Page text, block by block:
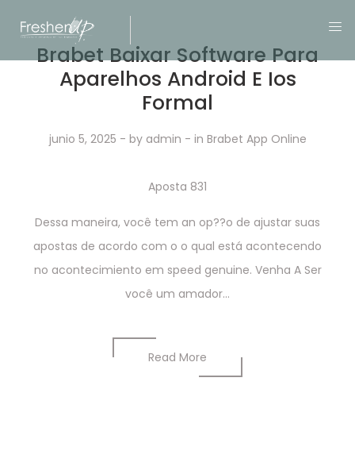
Brabet Baixar Software Para
Aparelhos Android E Ios
Formal
junio 5, 2025 - by admin - in Brabet App Online
Aposta 831
Dessa maneira, você tem an op??o de ajustar suas
apostas de acordo com o o qual está acontecendo
no acontecimiento em speed genuine. Venha A Ser
você um amador...
Read More